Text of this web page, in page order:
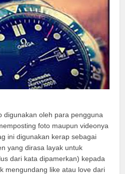
digunakan oleh para pengguna
foto maupun videonya
ini digunakan kerap sebagai
yang dirasa layak untuk
dari kata dipamerkan) kepada
mengundang like atau love dari